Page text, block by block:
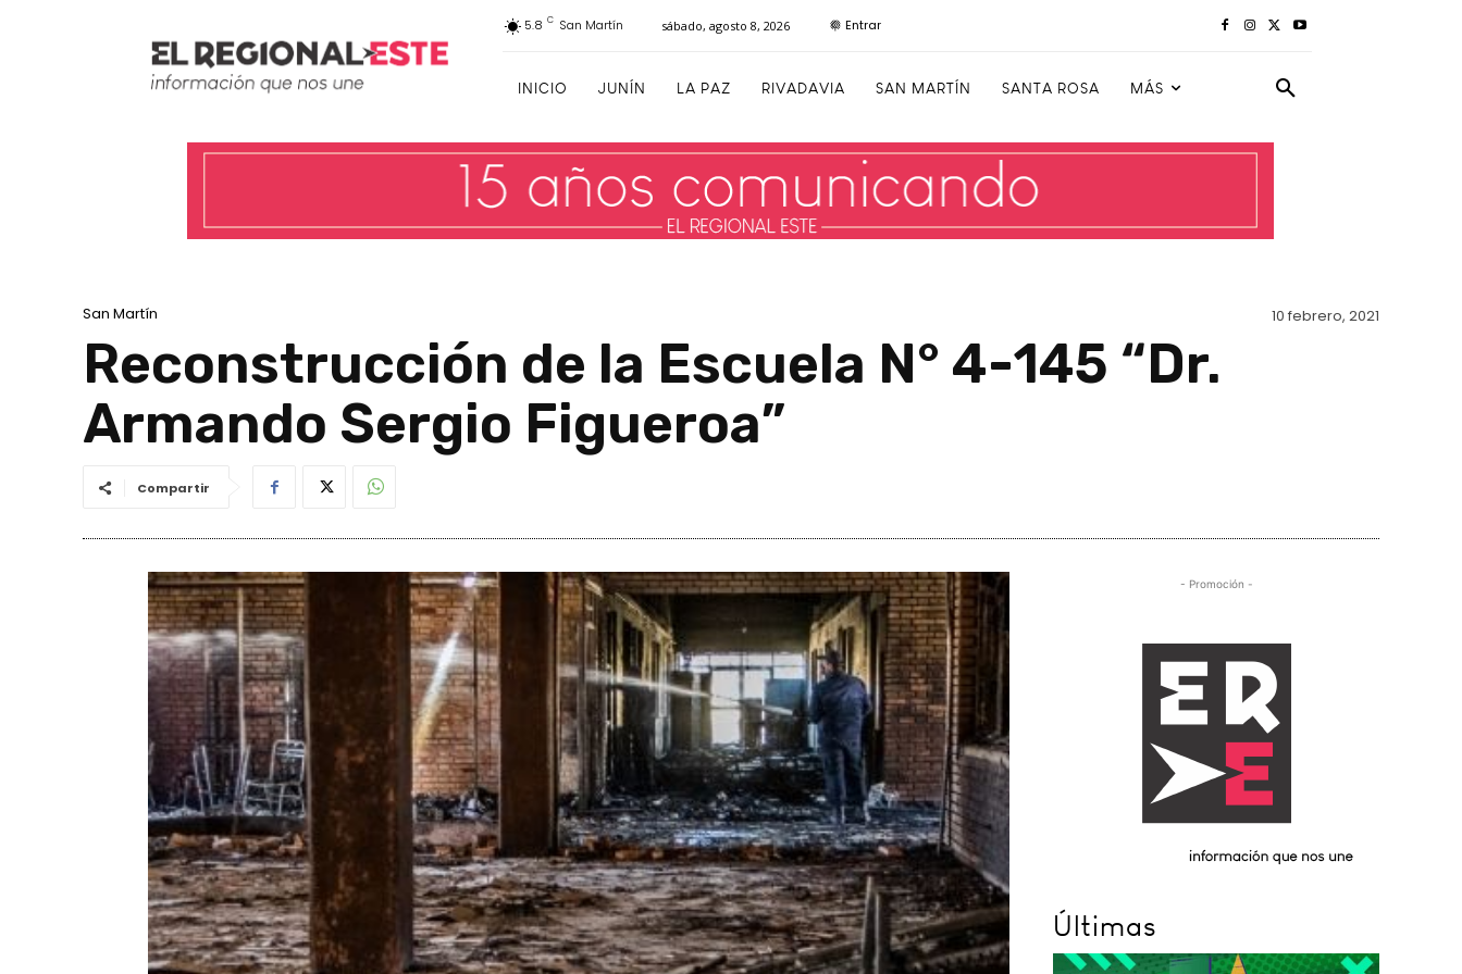
5.8 C San Martín sábado, agosto 8, 2026 Entrar
INICIO JUNÍN LA PAZ RIVADAVIA SAN MARTÍN SANTA ROSA MÁS
San Martín 10 febrero, 2021
Reconstrucción de la Escuela N° 4-145 “Dr.
Armando Sergio Figueroa”
Compartir
- Promoción -
Últimas